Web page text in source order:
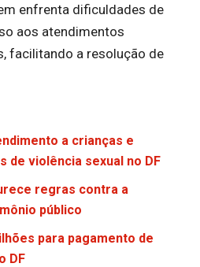
enfrenta dificuldades de
aos atendimentos
facilitando a resolução de
a crianças e
de violência sexual no DF
regras contra a
público
para pagamento de
DF